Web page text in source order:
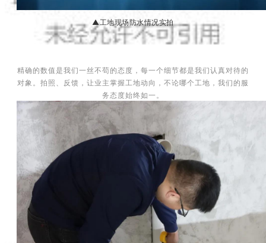
▲工地现场防水情况实拍
精确的数值是我们一丝不苟的态度，每一个细节都是我们认真对待的
对象。拍照、反馈，让业主掌握工地动向，不论哪个工地，我们的服
务态度始终如一。